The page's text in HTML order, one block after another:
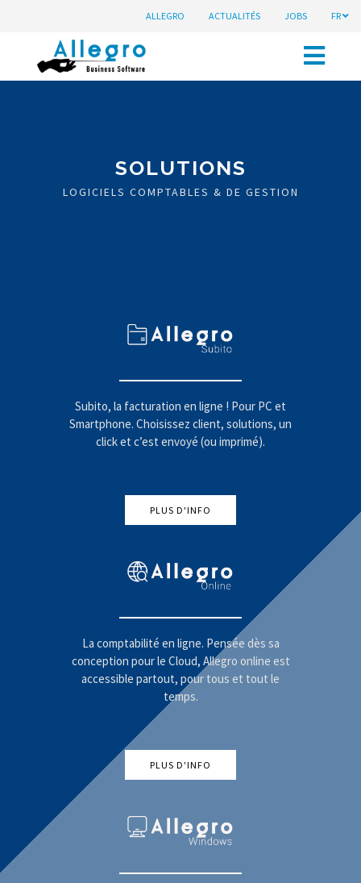
ALLEGRO ACTUALITÉS JOBS FR
SOLUTIONS
LOGICIELS COMPTABLES & DE GESTION
Subito, la facturation en ligne ! Pour PC et
Smartphone. Choisissez client, solutions, un
click et c’est envoyé (ou imprimé).
PLUS D'INFO
La comptabilité en ligne. Pensée dès sa
conception pour le Cloud, Allegro online est
accessible partout, pour tous et tout le
temps.
PLUS D'INFO